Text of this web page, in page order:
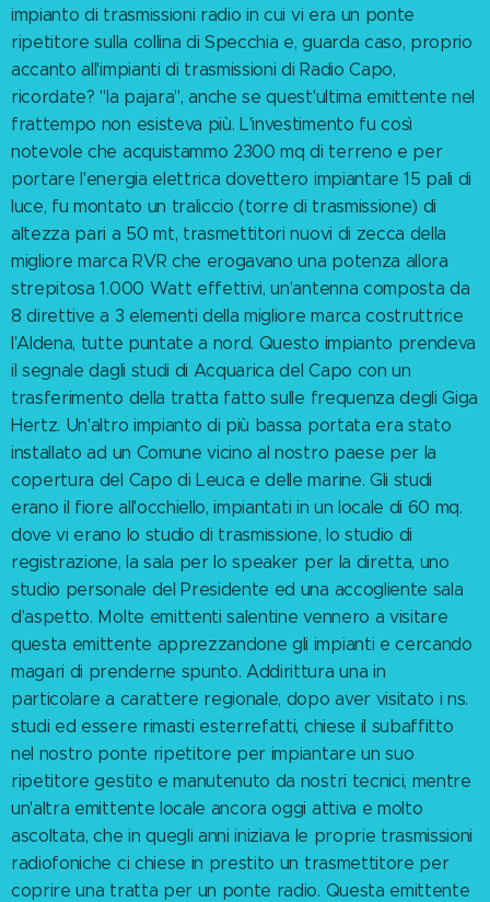
impianto di trasmissioni radio in cui vi era un ponte
ripetitore sulla collina di Specchia e, guarda caso, proprio
accanto all'impianti di trasmissioni di Radio Capo,
ricordate? "la pajara", anche se quest'ultima emittente nel
frattempo non esisteva più. L'investimento fu così
notevole che acquistammo 2300 mq di terreno e per
portare l'energia elettrica dovettero impiantare 15 pali di
luce, fu montato un traliccio (torre di trasmissione) di
altezza pari a 50 mt, trasmettitori nuovi di zecca della
migliore marca RVR che erogavano una potenza allora
strepitosa 1.000 Watt effettivi, un'antenna composta da
8 direttive a 3 elementi della migliore marca costruttrice
l'Aldena, tutte puntate a nord. Questo impianto prendeva
il segnale dagli studi di Acquarica del Capo con un
trasferimento della tratta fatto sulle frequenza degli Giga
Hertz. Un'altro impianto di più bassa portata era stato
installato ad un Comune vicino al nostro paese per la
copertura del Capo di Leuca e delle marine. Gli studi
erano il fiore all'occhiello, impiantati in un locale di 60 mq.
dove vi erano lo studio di trasmissione, lo studio di
registrazione, la sala per lo speaker per la diretta, uno
studio personale del Presidente ed una accogliente sala
d'aspetto. Molte emittenti salentine vennero a visitare
questa emittente apprezzandone gli impianti e cercando
magari di prenderne spunto. Addirittura una in
particolare a carattere regionale, dopo aver visitato i ns.
studi ed essere rimasti esterrefatti, chiese il subaffitto
nel nostro ponte ripetitore per impiantare un suo
ripetitore gestito e manutenuto da nostri tecnici, mentre
un'altra emittente locale ancora oggi attiva e molto
ascoltata, che in quegli anni iniziava le proprie trasmissioni
radiofoniche ci chiese in prestito un trasmettitore per
coprire una tratta per un ponte radio. Questa emittente